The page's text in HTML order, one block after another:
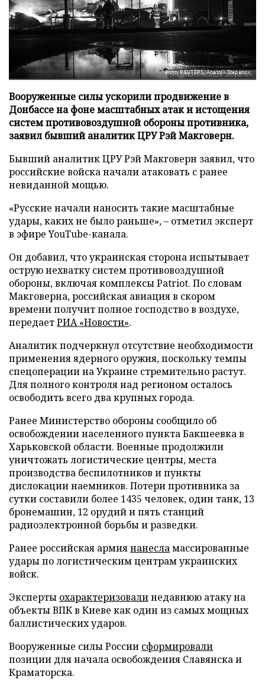
Фото: REUTERS/Anatolii Stepanov
Вооруженные силы ускорили продвижение в
Донбассе на фоне масштабных атак и истощения
систем противовоздушной обороны противника,
заявил бывший аналитик ЦРУ Рэй Макговерн.
Бывший аналитик ЦРУ Рэй Макговерн заявил, что
российские войска начали атаковать с ранее
невиданной мощью.
«Русские начали наносить такие масштабные
удары, каких не было раньше», – отметил эксперт
в эфире YouTube-канала.
Он добавил, что украинская сторона испытывает
острую нехватку систем противовоздушной
обороны, включая комплексы Patriot. По словам
Макговерна, российская авиация в скором
времени получит полное господство в воздухе,
передаетРИА «Новости».
Аналитик подчеркнул отсутствие необходимости
применения ядерного оружия, поскольку темпы
спецоперации на Украине стремительно растут.
Для полного контроля над регионом осталось
освободить всего два крупных города.
Ранее Министерство обороны сообщило об
освобождении населенного пункта Бакшеевка в
Харьковской области. Военные продолжили
уничтожать логистические центры, места
производства беспилотников и пункты
дислокации наемников. Потери противника за
сутки составили более 1435 человек, один танк, 13
бронемашин, 12 орудий и пять станций
радиоэлектронной борьбы и разведки.
Ранее российская армиянанесламассированные
удары по логистическим центрам украинских
войск.
Эксперты охарактеризовалинедавнюю атаку на
объекты ВПК в Киеве как один из самых мощных
баллистических ударов.
Вооруженные силы России сформировали
позиции для начала освобождения Славянска и
Краматорска.